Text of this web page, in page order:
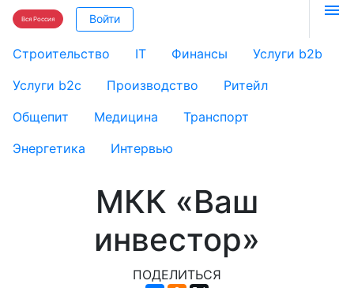
Вся Россия Войти 
Строительство IT Финансы
Услуги b2b
Услуги b2c
Производство
Ритейл
Общепит
Медицина
Транспорт
Энергетика
Интервью
МКК «Ваш
инвестор»
ПОДЕЛИТЬСЯ